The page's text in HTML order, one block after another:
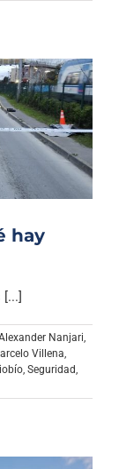
hay
Nanjari,
Villena,
, Seguridad,